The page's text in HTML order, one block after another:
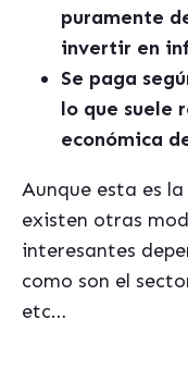
puramente
invertir en
Se paga
lo que suele
económica
Aunque esta es
existen otras
interesantes
como son el
etc…